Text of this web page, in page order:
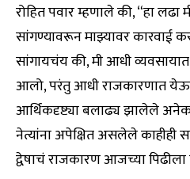
रोहित पवार म्हणाले की, “हा
सांगण्यावरून माझ्यावर कारवाई
सांगायचंय की, मी आधी
आलो, परंतु आधी राजकारणात
आर्थिकदृष्ट्या बलाढ्य झालेले
नेत्यांना अपेक्षित असलेले काहीही
द्वेषाचं राजकारण आजच्या पिढीला